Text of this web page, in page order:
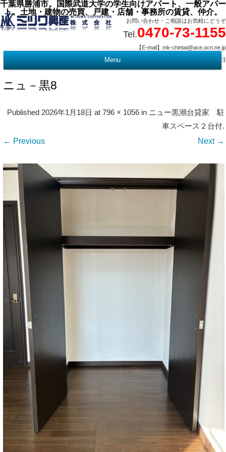
千葉県勝浦市。国際武道大学の学生向けアパート、一般アパー
ト、土地・建物の売買、戸建・店舗・事務所の賃貸、仲介。
お問い合わせ・ご相談はお気軽にどうぞ
Tel.0470-73-1155
【E-mail】mk-chintai@ace.ocn.ne.jp
【営業時間】09:00 ～ 17:15 【定 休 日】水曜・祭日
Menu
ニュ－黒8
Published2026年1月18日 at796 × 1056 in ニュー黒潮台貸家 駐
車スペース２台付.
← Previous Next →